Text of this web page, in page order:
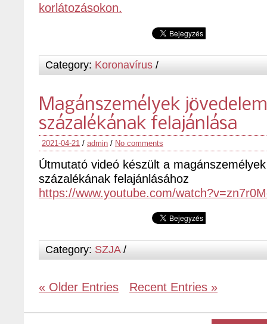
korlátozásokon.
Category: Koronavírus /
Magánszemélyek
százalékának felajánlása
2021-04-21 / admin / No comments
Útmutató videó készült a
százalékának felajánlásához
https://www.youtube.com/
Category: SZJA/
« Older Entries Recent Entries »